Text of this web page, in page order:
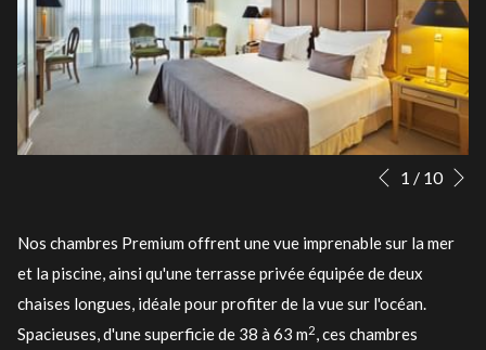
Boutons
commande
diaporama
Le
dessus
sera
actualisé
Précédent
1 / 10
Nos chambres Premium offrent une vue imprenable sur la mer
et la piscine, ainsi qu'une terrasse privée équipée de deux
chaises longues, idéale pour profiter de la vue sur l'océan.
Spacieuses, d'une superficie de 38 à 63 m2, ces chambres